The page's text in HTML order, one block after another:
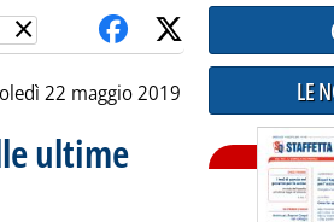
×
22 maggio 2019
ultime
LE